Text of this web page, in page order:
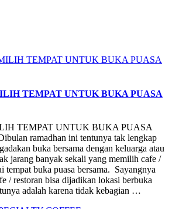
TEMPAT UNTUK BUKA PUASA
TEMPAT UNTUK BUKA PUASA
ramadhan ini tentunya tak lengkap
buka bersama dengan keluarga atau
jarang banyak sekali yang memilih cafe /
tempat buka puasa bersama. Sayangnya
/ restoran bisa dijadikan lokasi berbuka
adalah karena tidak kebagian …